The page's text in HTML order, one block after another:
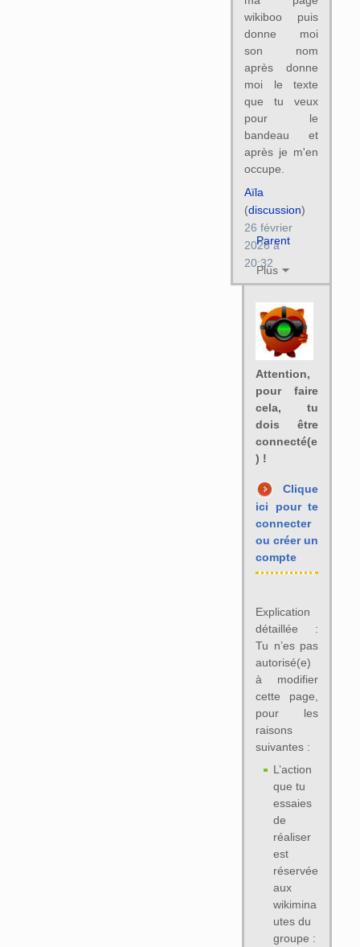
wikiboo puis
donne moi
son nom
après donne
moi le texte
que tu veux
pour le
bandeau et
après je m'en
occupe.
Parent
Plus
Aïla
(discussion)
26 février
2026 à
20:32
Attention,
pour faire
cela, tu
dois être
connecté(e
) !
Clique
ici pour te
connecter
ou créer un
compte
Explication
détaillée :
Tu n’es pas
autorisé(e)
à modifier
cette page,
pour les
raisons
suivantes :
L’action
que tu
essaies
de
réaliser
est
réservée
aux
wikimina
utes du
groupe :